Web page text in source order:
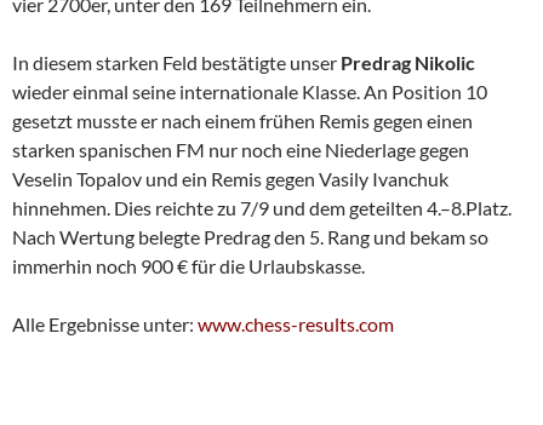
In diesem starken Feld bestätigte unser Predrag Nikolic
wieder einmal seine internationale Klasse. An Position 10
gesetzt musste er nach einem frühen Remis gegen einen
starken spanischen FM nur noch eine Niederlage gegen
Veselin Topalov und ein Remis gegen Vasily Ivanchuk
hinnehmen. Dies reichte zu 7/9 und dem geteilten 4.–8.Platz.
Nach Wertung belegte Predrag den 5. Rang und bekam so
immerhin noch 900 € für die Urlaubskasse.
Alle Ergebnisse unter: www.chess-results.com